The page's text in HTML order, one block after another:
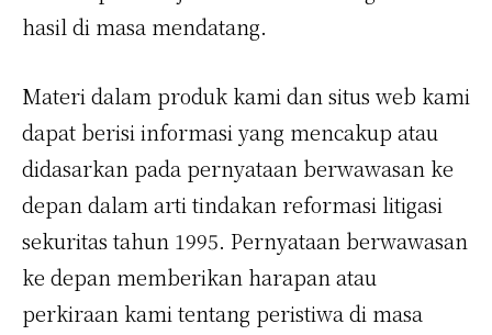
hasil di masa mendatang.
Materi dalam produk kami dan situs web kami
dapat berisi informasi yang mencakup atau
didasarkan pada pernyataan berwawasan ke
depan dalam arti tindakan reformasi litigasi
sekuritas tahun 1995. Pernyataan berwawasan
ke depan memberikan harapan atau
perkiraan kami tentang peristiwa di masa